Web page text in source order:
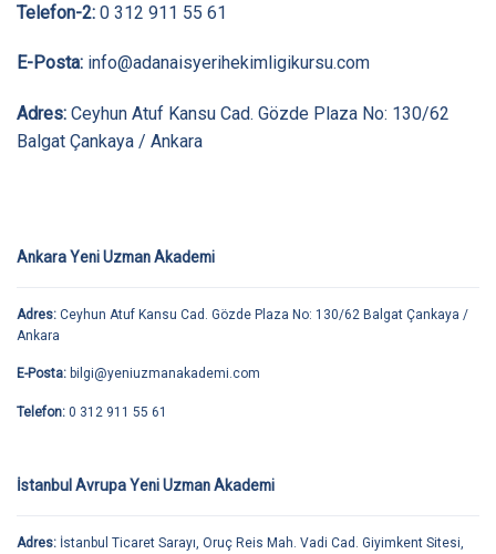
Telefon-2: 0 312 911 55 61
E-Posta: info@adanaisyerihekimligikursu.com
Adres: Ceyhun Atuf Kansu Cad. Gözde Plaza No: 130/62
Balgat Çankaya / Ankara
Ankara Yeni Uzman Akademi
Adres: Ceyhun Atuf Kansu Cad. Gözde Plaza No: 130/62 Balgat Çankaya /
Ankara
E-Posta: bilgi@yeniuzmanakademi.com
Telefon: 0 312 911 55 61
İstanbul Avrupa Yeni Uzman Akademi
Adres: İstanbul Ticaret Sarayı, Oruç Reis Mah. Vadi Cad. Giyimkent Sitesi,